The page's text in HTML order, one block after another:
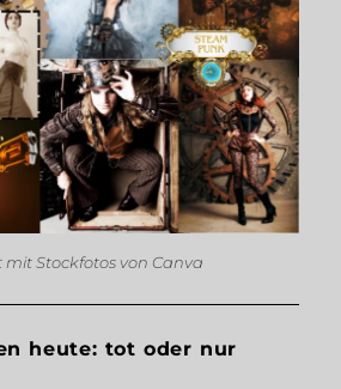
mit Stockfotos von Canva
heute: tot oder nur